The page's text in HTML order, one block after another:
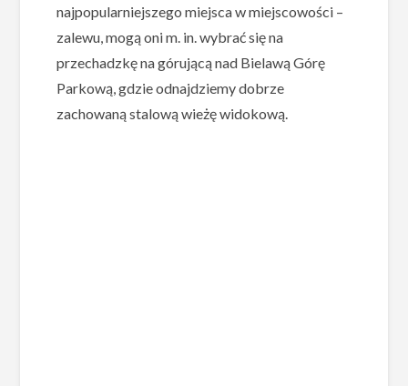
najpopularniejszego miejsca w miejscowości –
zalewu, mogą oni m. in. wybrać się na
przechadzkę na górującą nad Bielawą Górę
Parkową, gdzie odnajdziemy dobrze
zachowaną stalową wieżę widokową.